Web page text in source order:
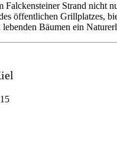
Falckensteiner Strand nicht
öffentlichen Grillplatzes,
Bäumen ein